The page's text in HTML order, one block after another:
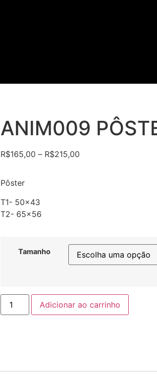
ANIM009
R$165,00 – R$215,00
Pôster
T1- 50×43
T2- 65×56
Tamanho
Adicionar ao carrinho